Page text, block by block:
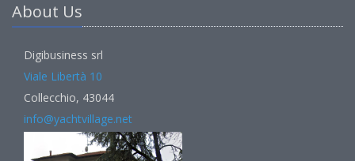
About Us
Digibusiness srl
Viale Libertà 10
Collecchio, 43044
info@yachtvillage.net